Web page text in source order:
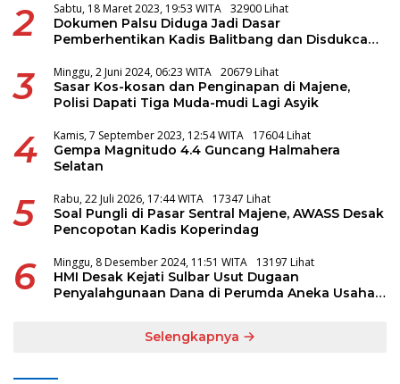
2 Sabtu, 18 Maret 2023, 19:53 WITA 32900 Lihat
Dokumen Palsu Diduga Jadi Dasar
Pemberhentikan Kadis Balitbang dan Disdukcapil
3 Minggu, 2 Juni 2024, 06:23 WITA 20679 Lihat
Sasar Kos-kosan dan Penginapan di Majene,
Polisi Dapati Tiga Muda-mudi Lagi Asyik
4 Kamis, 7 September 2023, 12:54 WITA 17604 Lihat
Gempa Magnitudo 4.4 Guncang Halmahera
Selatan
5 Rabu, 22 Juli 2026, 17:44 WITA 17347 Lihat
Soal Pungli di Pasar Sentral Majene, AWASS Desak
Pencopotan Kadis Koperindag
6 Minggu, 8 Desember 2024, 11:51 WITA 13197 Lihat
HMI Desak Kejati Sulbar Usut Dugaan
Penyalahgunaan Dana di Perumda Aneka Usaha
Selengkapnya